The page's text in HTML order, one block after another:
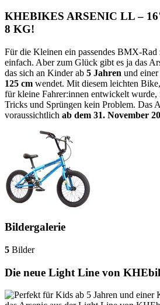
KHEBIKES ARSENIC LL –
8 KG!
Für die Kleinen ein passendes BMX-
einfach. Aber zum Glück gibt es ja das
das sich an Kinder ab 5 Jahren und einer
125 cm wendet. Mit diesem leichten
für kleine Fahrer:innen entwickelt wurde,
Tricks und Sprüngen kein Problem. Das
voraussichtlich ab dem 31. November
Bildergalerie
5 Bilder
Die neue Light Line von